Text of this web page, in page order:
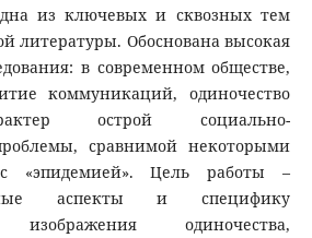
из ключевых и сквозных тем
литературы. Обоснована высокая
в современном обществе,
коммуникаций, одиночество
острой социально-
сравнимой некоторыми
с «эпидемией». Цель работы –
аспекты и специфику
изображения одиночества,